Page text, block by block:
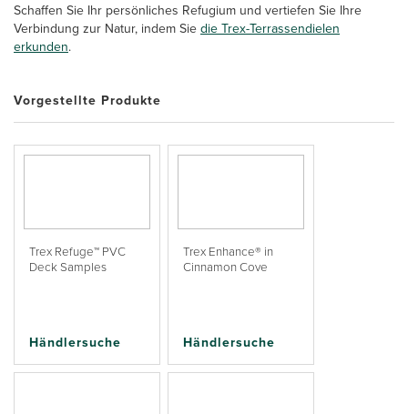
Schaffen Sie Ihr persönliches Refugium und vertiefen Sie Ihre
Verbindung zur Natur, indem Sie die Trex-Terrassendielen
erkunden.
Vorgestellte Produkte
Trex Refuge™ PVC
Deck Samples
Händlersuche
Trex Enhance® in
Cinnamon Cove
Händlersuche